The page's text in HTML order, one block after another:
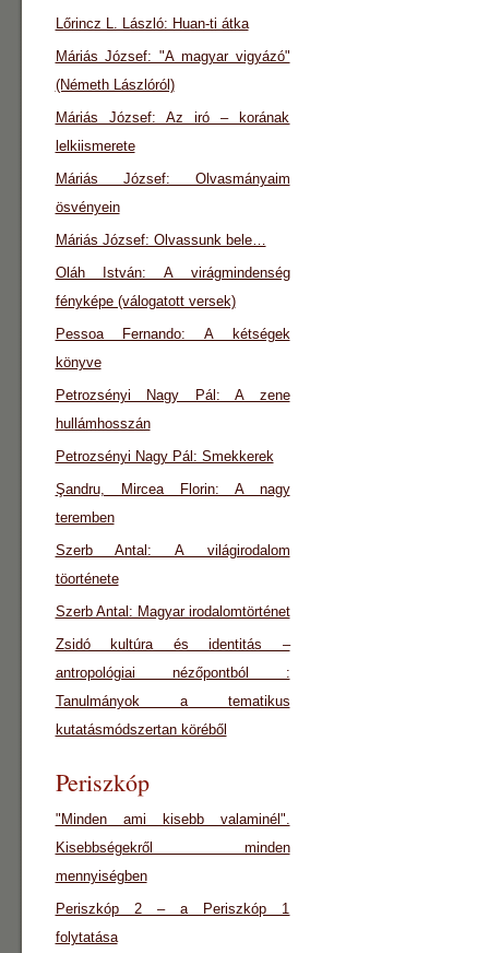
Lőrincz L. László: Huan-ti átka
Máriás József: "A magyar vigyázó"
(Németh Lászlóról)
Máriás József: Az iró – korának
lelkiismerete
Máriás József: Olvasmányaim
ösvényein
Máriás József: Olvassunk bele…
Oláh István: A virágmindenség
fényképe (válogatott versek)
Pessoa Fernando: A kétségek
könyve
Petrozsényi Nagy Pál: A zene
hullámhosszán
Petrozsényi Nagy Pál: Smekkerek
Şandru, Mircea Florin: A nagy
teremben
Szerb Antal: A világirodalom
töorténete
Szerb Antal: Magyar irodalomtörténet
Zsidó kultúra és identitás –
antropológiai nézőpontból :
Tanulmányok a tematikus
kutatásmódszertan köréből
Periszkóp
"Minden ami kisebb valaminél".
Kisebbségekről minden
mennyiségben
Periszkóp 2 – a Periszkóp 1
folytatása